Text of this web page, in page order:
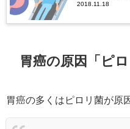
2018.11.18
胃癌の原因「ピロ
胃癌の多くはピロリ菌が原